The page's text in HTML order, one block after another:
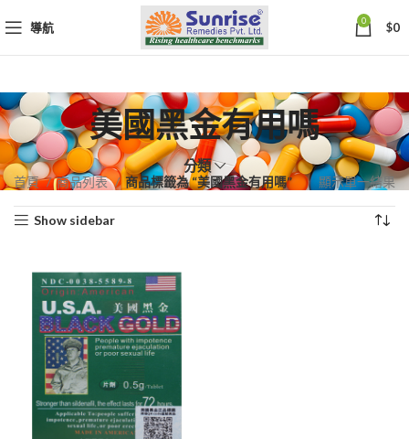
導航 0 $0
美國黑金有用嗎
分類
首頁 商品列表 商品標籤為 “美國黑金有用嗎” 顯示單一結果
Show sidebar